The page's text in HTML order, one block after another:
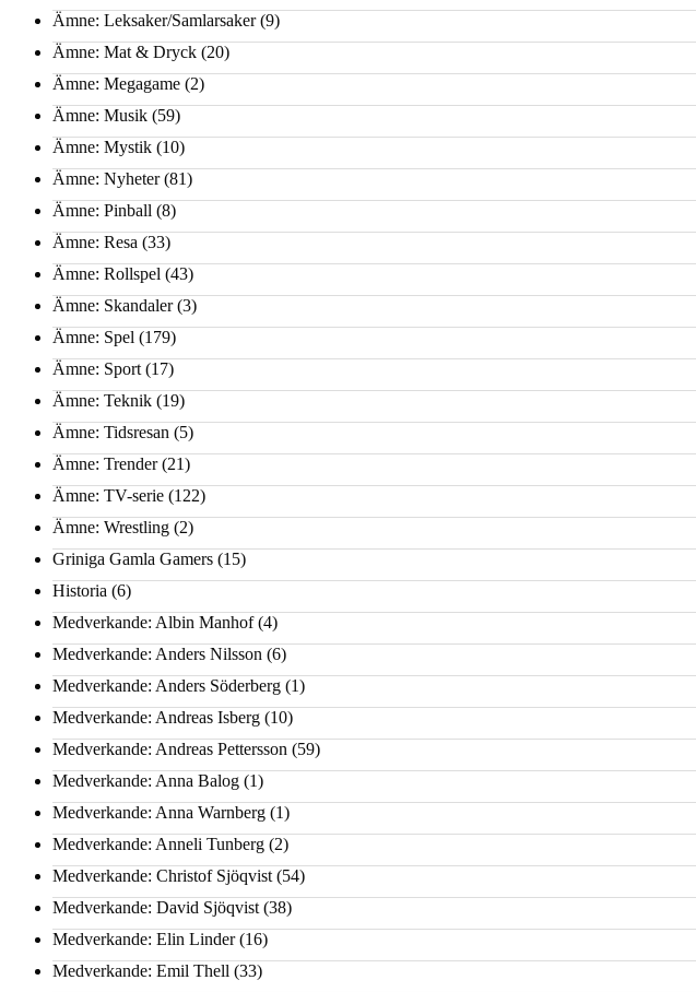
Ämne: Leksaker/Samlarsaker(9)
Ämne: Mat & Dryck (20)
Ämne: Megagame (2)
Ämne: Musik (59)
Ämne: Mystik (10)
Ämne: Nyheter(81)
Ämne: Pinball (8)
Ämne: Resa (33)
Ämne: Rollspel (43)
Ämne: Skandaler(3)
Ämne: Spel (179)
Ämne: Sport (17)
Ämne: Teknik (19)
Ämne: Tidsresan (5)
Ämne: Trender(21)
Ämne: TV-serie (122)
Ämne: Wrestling (2)
Griniga Gamla Gamers (15)
Historia (6)
Medverkande: Albin Manhof(4)
Medverkande: Anders Nilsson (6)
Medverkande: Anders Söderberg (1)
Medverkande: Andreas Isberg (10)
Medverkande: Andreas Pettersson (59)
Medverkande: Anna Balog (1)
Medverkande: Anna Warnberg (1)
Medverkande: Anneli Tunberg (2)
Medverkande: Christof Sjöqvist (54)
Medverkande: David Sjöqvist (38)
Medverkande: Elin Linder(16)
Medverkande: Emil Thell (33)